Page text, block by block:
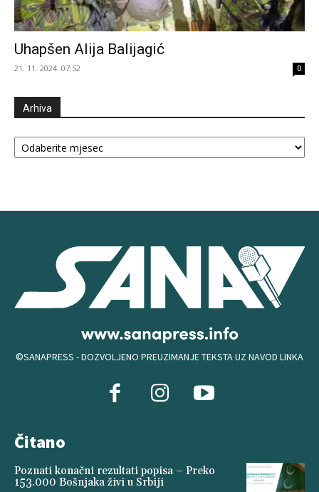
Uhapšen Alija Balijagić
21. 11. 2024. 07:52 0
Arhiva
Arhiva
©SANAPRESS - DOZVOLJENO PREUZIMANJE TEKSTA UZ NAVOD LINKA
Čitano
Poznati konačni rezultati popisa – Preko
153.000 Bošnjaka živi u Srbiji